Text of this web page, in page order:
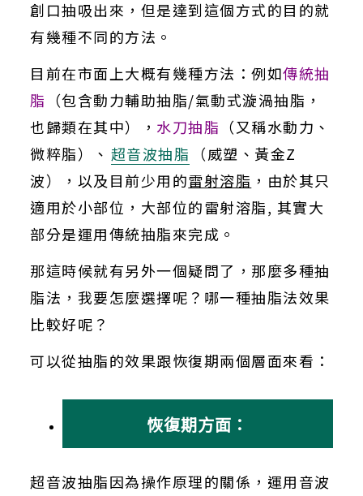
創口抽吸出來，但是達到這個方式的目的就
有幾種不同的方法。
目前在市面上大概有幾種方法：例如傳統抽
脂 （包含動力輔助抽脂/氣動式漩渦抽脂，
也歸類在其中）， 水刀抽脂 （又稱水動力、
微粹脂）、 超音波抽脂 （威塑、黃金Z
波），以及目前少用的雷射溶脂 ，由於其只
適用於小部位，大部位的雷射溶脂, 其實大
部分是運用傳統抽脂來完成。
那這時候就有另外一個疑問了，那麼多種抽
脂法，我要怎麼選擇呢？哪一種抽脂法效果
比較好呢？
可以從抽脂的效果跟恢復期兩個層面來看：
恢復期方面：
超音波抽脂因為操作原理的關係，運用音波